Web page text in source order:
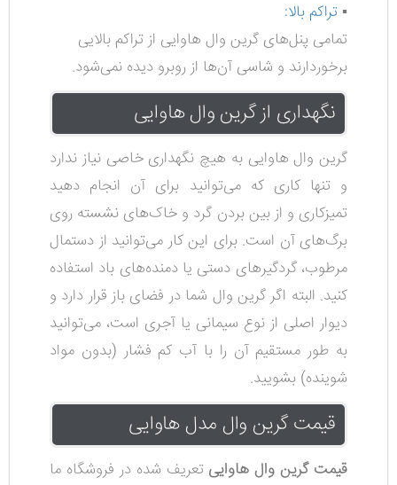
▪️ تراکم بالا:
تمامی پنل‌های گرین وال هاوایی از تراکم بالایی
برخوردارند و شاسی آن‌ها از روبرو دیده نمی‌شود.
نگهداری از گرین وال هاوایی
گرین وال هاوایی به هیچ نگهداری خاصی نیاز ندارد
و تنها کاری که می‌توانید برای آن انجام دهید
تمیزکاری و از بین بردن گرد و خاک‌های نشسته روی
برگ‌های آن است. برای این کار می‌توانید از دستمال
مرطوب، گردگیرهای دستی یا دمنده‌های باد استفاده
کنید. البته اگر گرین وال شما در فضای باز قرار دارد و
دیوار اصلی از نوع سیمانی یا آجری است، می‌توانید
به طور مستقیم آن را با آب کم فشار (بدون مواد
شوینده) بشویید.
قیمت گرین وال مدل هاوایی
قیمت گرین وال هاوایی تعریف شده در فروشگاه ما